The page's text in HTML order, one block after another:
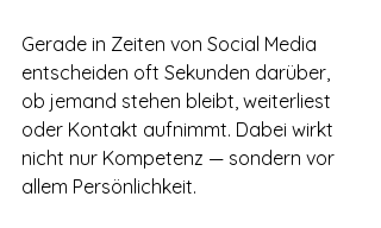
Gerade in Zeiten von Social Media
entscheiden oft Sekunden darüber,
ob jemand stehen bleibt, weiterliest
oder Kontakt aufnimmt. Dabei wirkt
nicht nur Kompetenz — sondern vor
allem Persönlichkeit.